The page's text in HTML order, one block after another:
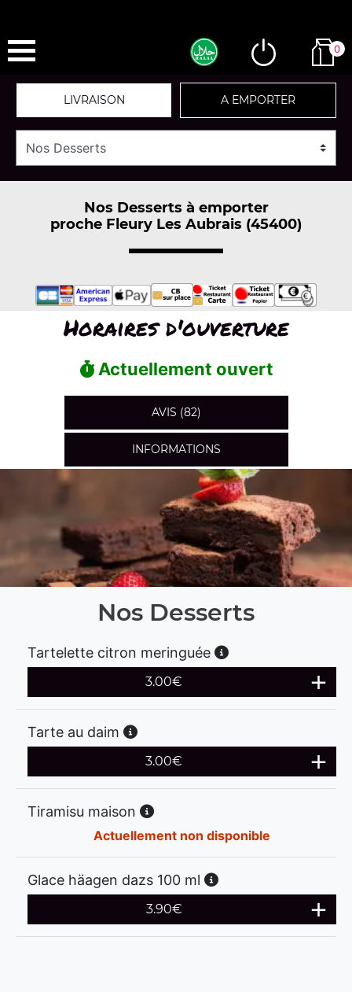
0
LIVRAISON A EMPORTER
Nos Desserts à emporter
proche Fleury Les Aubrais (45400)
Horaires d'ouverture
Actuellement ouvert
AVIS (82)
INFORMATIONS
Nos Desserts
Tartelette citron meringuée
3.00€
Tarte au daim
3.00€
Tiramisu maison
Actuellement non disponible
Glace häagen dazs 100 ml
3.90€